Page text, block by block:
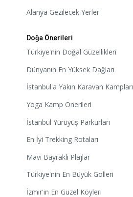
Alanya Gezilecek Yerler
Doğa Önerileri
Türkiye'nin Doğal Güzellikleri
Dünyanın En Yüksek Dağları
İstanbul'a Yakın Karavan Kampları
Yoga Kamp Önerileri
İstanbul Yürüyüş Parkurları
En İyi Trekking Rotaları
Mavi Bayraklı Plajlar
Türkiye'nin En Büyük Gölleri
İzmir'in En Güzel Köyleri